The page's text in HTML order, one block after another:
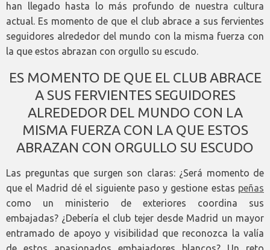
han llegado hasta lo más profundo de nuestra cultura
actual. Es momento de que el club abrace a sus fervientes
seguidores alrededor del mundo con la misma fuerza con
la que estos abrazan con orgullo su escudo.
ES MOMENTO DE QUE EL CLUB ABRACE
A SUS FERVIENTES SEGUIDORES
ALREDEDOR DEL MUNDO CON LA
MISMA FUERZA CON LA QUE ESTOS
ABRAZAN CON ORGULLO SU ESCUDO
Las preguntas que surgen son claras: ¿Será momento de
que el Madrid dé el siguiente paso y gestione estas peñas
como un ministerio de exteriores coordina sus
embajadas? ¿Debería el club tejer desde Madrid un mayor
entramado de apoyo y visibilidad que reconozca la valía